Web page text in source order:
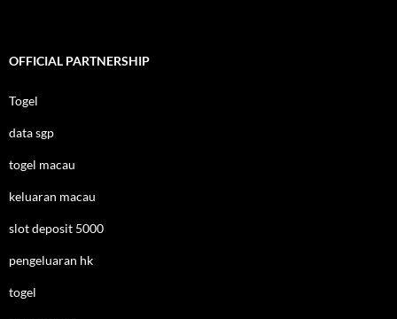
OFFICIAL PARTNERSHIP
Togel
data sgp
togel macau
keluaran macau
slot deposit 5000
pengeluaran hk
togel